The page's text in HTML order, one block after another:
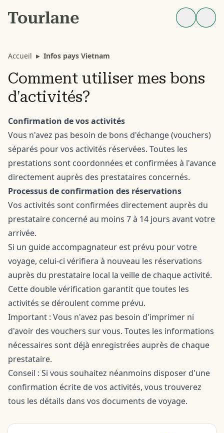
Accueil ▸ Infos pays Vietnam
Comment utiliser mes bons
d'activités?
Confirmation de vos activités
Vous n'avez pas besoin de bons d'échange (vouchers)
séparés pour vos activités réservées. Toutes les
prestations sont coordonnées et confirmées à l'avance
directement auprès des prestataires concernés.
Processus de confirmation des réservations
Vos activités sont confirmées directement auprès du
prestataire concerné au moins 7 à 14 jours avant votre
arrivée.
Si un guide accompagnateur est prévu pour votre
voyage, celui-ci vérifiera à nouveau les réservations
auprès du prestataire local la veille de chaque activité.
Cette double vérification garantit que toutes les
activités se déroulent comme prévu.
Important : Vous n'avez pas besoin d'imprimer ni
d'avoir des vouchers sur vous. Toutes les informations
nécessaires sont déjà enregistrées auprès de chaque
prestataire.
Conseil : Si vous souhaitez néanmoins disposer d'une
confirmation écrite de vos activités, vous trouverez
tous les détails dans vos documents de voyage.